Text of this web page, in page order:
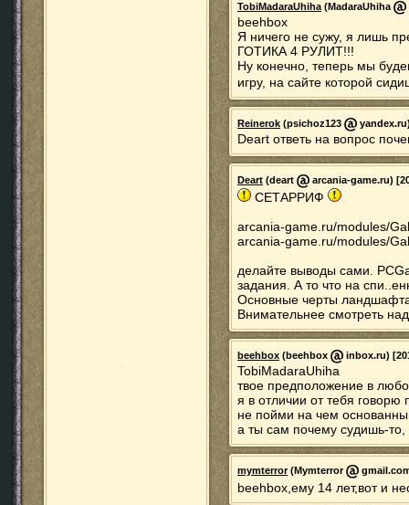
TobiMadaraUhiha(MadaraUhiha
beehbox
Я ничего не сужу, я лишь
ГОТИКА 4 РУЛИТ!!!
Ну конечно, теперь мы
игру, на сайте которой
Reinerok (psichoz123
Deart ответь на вопрос
Deart (deart arcania-game.ru)
СЕТАРРИФ
arcania-game.ru/modules/
arcania-game.ru/modules/
делайте выводы сами.
задания. А то что на
Основные черты
Внимательнее смотреть
beehbox (beehbox inbox.ru)
TobiMadaraUhiha
твое предположение в
я в отличии от тебя говорю
не пойми на чем
а ты сам почему судишь-
mymterror(Mymterror
beehbox,ему 14 лет,вот и